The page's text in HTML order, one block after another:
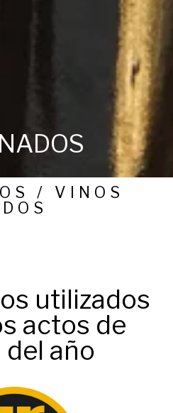
/ VINOS
utilizados
actos de
año